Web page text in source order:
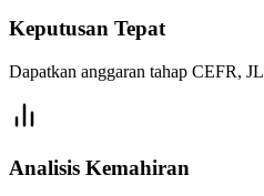
Keputusan Tepat
Dapatkan anggaran tahap CEFR,
Analisis Kemahiran